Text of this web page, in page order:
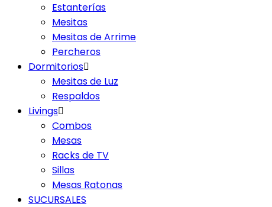
Estanterías
Mesitas
Mesitas de Arrime
Percheros
Dormitorios
Mesitas de Luz
Respaldos
Livings
Combos
Mesas
Racks de TV
Sillas
Mesas Ratonas
SUCURSALES